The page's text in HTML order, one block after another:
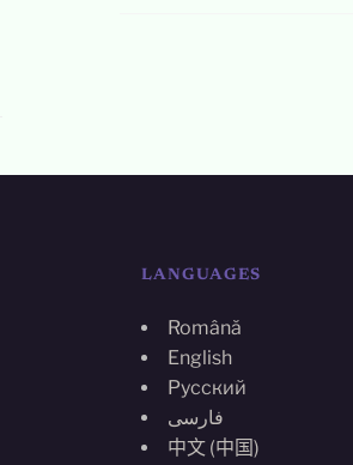
LANGUAGES
Română
English
Русский
فارسی
中文 (中国)